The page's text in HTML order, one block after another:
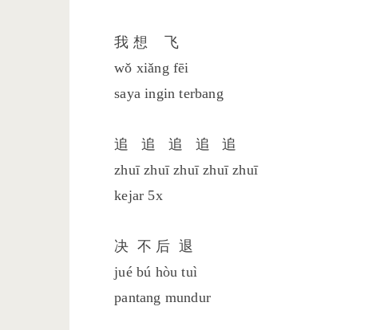
我 想 飞
wǒ xiǎng fēi
saya ingin terbang
追 追 追 追 追
zhuī zhuī zhuī zhuī zhuī
kejar 5x
决 不 后 退
jué bú hòu tuì
pantang mundur